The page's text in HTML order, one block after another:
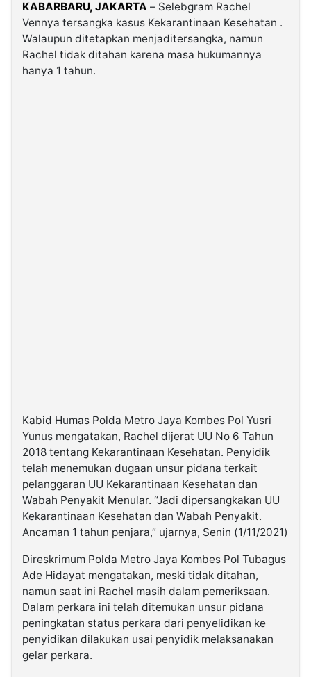
Kabarbaru.co
2026
KABARBARU, JAKARTA – Selebgram Rachel
Vennya tersangka kasus Kekarantinaan Kesehatan .
Walaupun ditetapkan menjaditersangka, namun
Rachel tidak ditahan karena masa hukumannya
hanya 1 tahun.
Kabid Humas Polda Metro Jaya Kombes Pol Yusri
Yunus mengatakan, Rachel dijerat UU No 6 Tahun
2018 tentang Kekarantinaan Kesehatan. Penyidik
telah menemukan dugaan unsur pidana terkait
pelanggaran UU Kekarantinaan Kesehatan dan
Wabah Penyakit Menular. “Jadi dipersangkakan UU
Kekarantinaan Kesehatan dan Wabah Penyakit.
Ancaman 1 tahun penjara,” ujarnya, Senin (1/11/2021)
Direskrimum Polda Metro Jaya Kombes Pol Tubagus
Ade Hidayat mengatakan, meski tidak ditahan,
namun saat ini Rachel masih dalam pemeriksaan.
Dalam perkara ini telah ditemukan unsur pidana
peningkatan status perkara dari penyelidikan ke
penyidikan dilakukan usai penyidik melaksanakan
gelar perkara.